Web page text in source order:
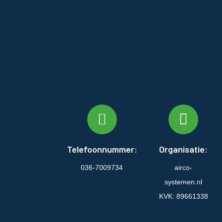
Telefoonnummer:
036-7009734
Organisatie:
airco-
systemen.nl
KVK: 89661338